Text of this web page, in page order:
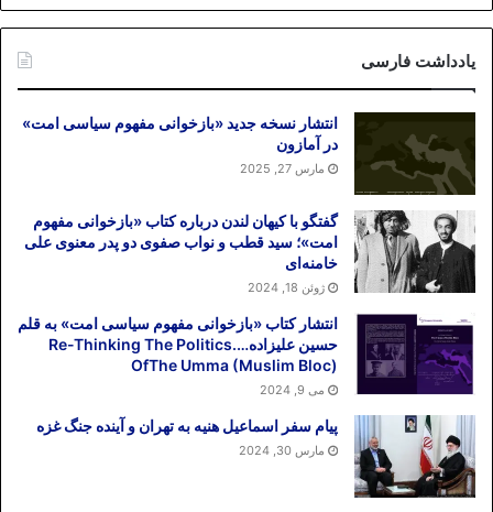
یادداشت فارسی
انتشار نسخه جدید «بازخوانی مفهوم سیاسی امت»
در آمازون
مارس 27, 2025
گفتگو با کیهان لندن درباره کتاب «بازخوانی مفهوم
امت»؛ سید قطب و نواب صفوی دو پدر معنوی علی
خامنه‌ای
ژوئن 18, 2024
انتشار کتاب «بازخوانی مفهوم سیاسی امت» به قلم
حسین علیزاده….Re-Thinking The Politics
OfThe Umma (Muslim Bloc)
می 9, 2024
پیام سفر اسماعیل هنیه به تهران و آینده جنگ غزه
مارس 30, 2024